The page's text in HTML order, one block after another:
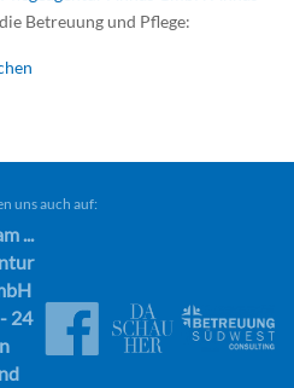
Betreuung und Pflege:
uns auch auf: